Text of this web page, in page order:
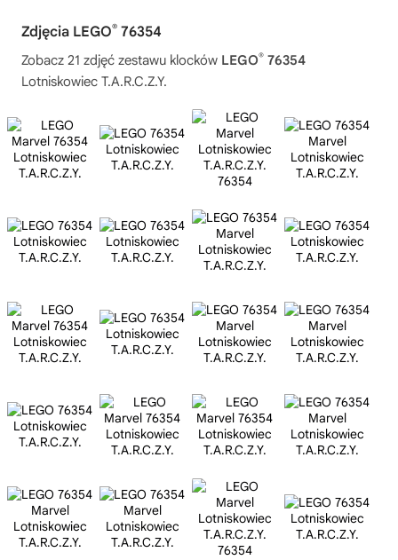
Zdjęcia LEGO® 76354
Zobacz 21 zdjęć zestawu klocków LEGO® 76354
Lotniskowiec T.A.R.C.Z.Y.